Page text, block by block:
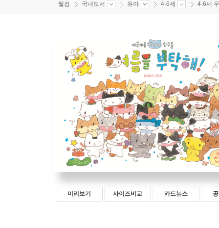
웰컴 국내도서 유아 4-6세 4-6세
미리보기 사이즈비교 카드뉴스